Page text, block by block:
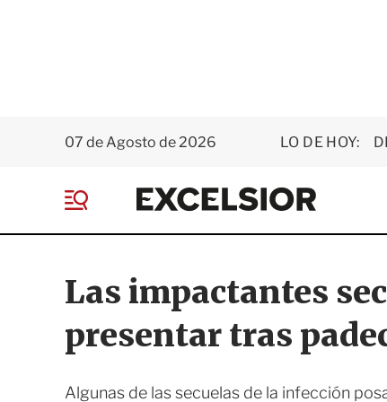
07 de Agosto de 2026 LO DE HOY:
E
x
e
i
o
e
Las impactantes
presentar tras
Algunas de las secuelas de la infección